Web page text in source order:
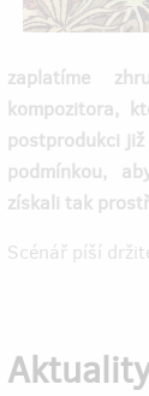
zaplatíme
kompozitora,
postprodukci
podmínkou,
získali tak
Scénář píší